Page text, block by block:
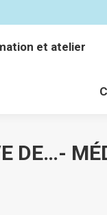
et atelier
DE…-
et atelier